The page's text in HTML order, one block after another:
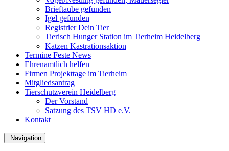
Brieftaube gefunden
Igel gefunden
Registrier Dein Tier
Tierisch Hunger Station im Tierheim Heidelberg
Katzen Kastrationsaktion
Termine Feste News
Ehrenamtlich helfen
Firmen Projekttage im Tierheim
Mitgliedsantrag
Tierschutzverein Heidelberg
Der Vorstand
Satzung des TSV HD e.V.
Kontakt
Navigation